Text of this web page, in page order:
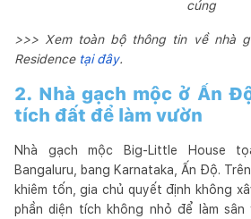
cúng
>>> Xem toàn bộ thông tin về nhà
Residence tại đây.
2. Nhà gạch mộc ở Ấn
tích đất để làm vườn
Nhà gạch mộc Big-Little House
Bangaluru, bang Karnataka, Ấn Độ.
khiêm tốn, gia chủ quyết định không
phần diện tích không nhỏ để làm